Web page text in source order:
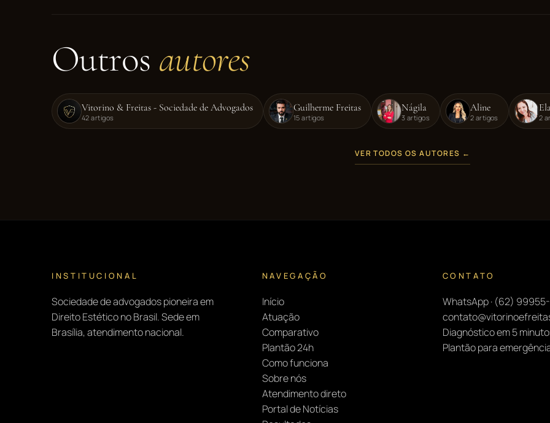
Outros autores
Vitorino & Freitas - Sociedade de Advogados
42 artigos
Guilherme Freitas
15 artigos
Nágila
3 artigos
Aline
2 artigos 2
VER TODOS OS AUTORES ←
INSTITUCIONAL
Sociedade de advogados pioneira em
Direito Estético no Brasil. Sede em
Brasília, atendimento nacional.
NAVEGAÇÃO
Início
Atuação
Comparativo
Plantão 24h
Como funciona
Sobre nós
Atendimento direto
Portal de Notícias
CONTATO
WhatsApp · (62)
Diagnóstico em 5
Plantão para